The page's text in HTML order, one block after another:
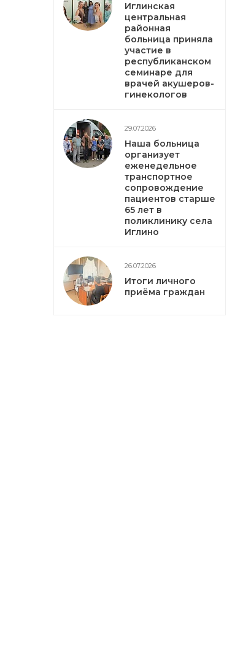
Иглинская
центральная
районная
больница приняла
участие в
республиканском
семинаре для
врачей акушеров-
гинекологов
29.07.2026
Наша больница
организует
еженедельное
транспортное
сопровождение
пациентов старше
65 лет в
поликлинику села
Иглино
26.07.2026
Итоги личного
приёма граждан